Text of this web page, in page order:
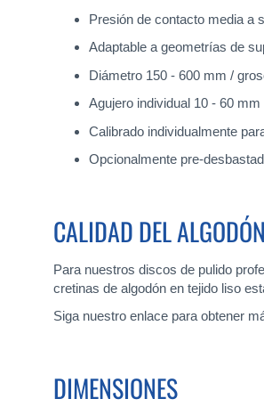
Presión de contacto media a
Adaptable a geometrías de
Diámetro 150 - 600 mm /
Agujero individual 10 - 60 mm
Calibrado individualmente
Opcionalmente pre-
CALIDAD DEL ALGODÓN
Para nuestros discos de pulido
cretinas de algodón en tejido liso
Siga nuestro enlace para obtener
DIMENSIONES